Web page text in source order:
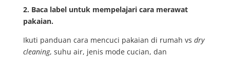
2. Baca label untuk mempelajari cara merawat
pakaian.
Ikuti panduan cara mencuci pakaian di rumah vs dry
cleaning, suhu air, jenis mode cucian, dan